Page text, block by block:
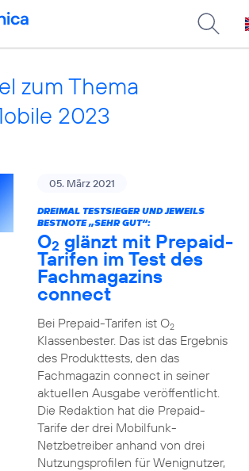
zum Thema
2023
05. März 2021
DREIMAL TESTSIEGER UND JEWEILS
BESTNOTE „SEHR GUT“:
O2 glänzt mit Prepaid-
Tarifen im Test des
Fachmagazins
connect
Bei Prepaid-Tarifen ist O2
Klassenbester. Das ist das Ergebnis
des Produkttests, den das
Fachmagazin connect in seiner
aktuellen Ausgabe veröffentlicht.
Die Redaktion hat die Prepaid-
Tarife der drei Mobilfunk-
Netzbetreiber anhand von drei
Nutzungsprofilen für Wenignutzer,